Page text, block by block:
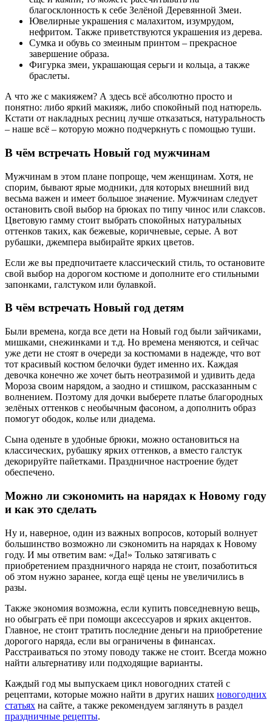
благосклонность к себе Зелёной Деревянной Змеи.
Ювелирные украшения с малахитом, изумрудом,
нефритом. Также приветствуются украшения из дерева.
Сумка и обувь со змеиным принтом – прекрасное
завершение образа.
Фигурка змеи, украшающая серьги и кольца, а также
браслеты.
А что же с макияжем? А здесь всё абсолютно просто и
понятно: либо яркий макияж, либо спокойный под натюрель.
Кстати от накладных ресниц лучше отказаться, натуральность
– наше всё – которую можно подчеркнуть с помощью туши.
В чём встречать Новый год мужчинам
Мужчинам в этом плане попроще, чем женщинам. Хотя, не
спорим, бывают ярые модники, для которых внешний вид
весьма важен и имеет большое значение. Мужчинам следует
остановить свой выбор на брюках по типу чинос или слаксов.
Цветовую гамму стоит выбрать спокойных натуральных
оттенков таких, как бежевые, коричневые, серые. А вот
рубашки, джемпера выбирайте ярких цветов.
Если же вы предпочитаете классический стиль, то остановите
свой выбор на дорогом костюме и дополните его стильными
запонками, галстуком или булавкой.
В чём встречать Новый год детям
Были времена, когда все дети на Новый год были зайчиками,
мишками, снежинками и т.д. Но времена меняются, и сейчас
уже дети не стоят в очереди за костюмами в надежде, что вот
тот красивый костюм белочки будет именно их. Каждая
девочка конечно же хочет быть неотразимой и удивить деда
Мороза своим нарядом, а заодно и стишком, рассказанным с
волнением. Поэтому для дочки выберете платье благородных
зелёных оттенков с необычным фасоном, а дополнить образ
помогут ободок, колье или диадема.
Сына оденьте в удобные брюки, можно остановиться на
классических, рубашку ярких оттенков, а вместо галстук
декорируйте пайетками. Праздничное настроение будет
обеспечено.
Можно ли сэкономить на нарядах к Новому году
и как это сделать
Ну и, наверное, один из важных вопросов, который волнует
большинство возможно ли сэкономить на нарядах к Новому
году. И мы ответим вам: «Да!» Только затягивать с
приобретением праздничного наряда не стоит, позаботиться
об этом нужно заранее, когда ещё цены не увеличились в
разы.
Также экономия возможна, если купить повседневную вещь,
но обыграть её при помощи аксессуаров и ярких акцентов.
Главное, не стоит тратить последние деньги на приобретение
дорогого наряда, если вы ограничены в финансах.
Расстраиваться по этому поводу также не стоит. Всегда можно
найти альтернативу или подходящие варианты.
Каждый год мы выпускаем цикл новогодних статей с
рецептами, которые можно найти в других наших новогодних
статьях на сайте, а также рекомендуем заглянуть в раздел
праздничные рецепты.